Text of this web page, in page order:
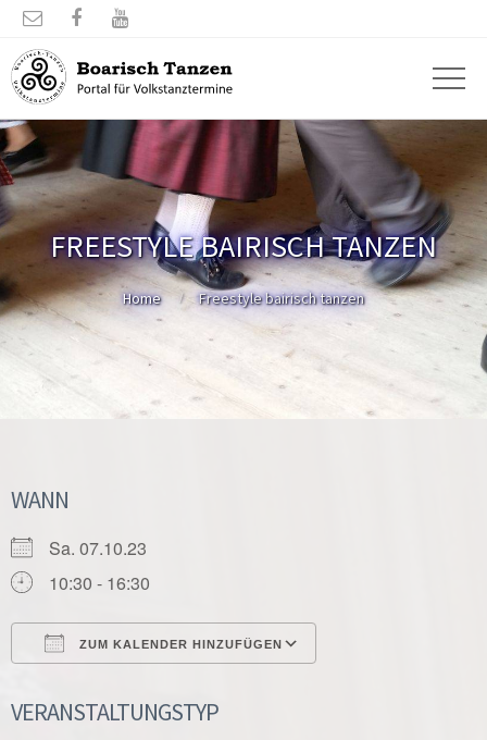
  
FREESTYLE BAIRISCH TANZEN
Home Freestyle bairisch tanzen
WANN
Sa. 07.10.23
10:30 - 16:30
ZUM KALENDER HINZUFÜGEN
VERANSTALTUNGSTYP